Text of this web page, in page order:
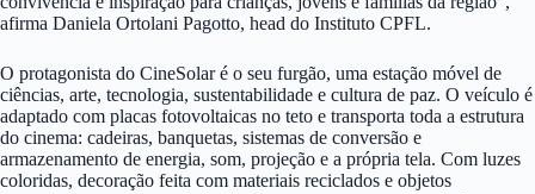
afirma Daniela Ortolani Pagotto, head do Instituto CPFL.
O protagonista do CineSolar é o seu furgão, uma estação móvel de
ciências, arte, tecnologia, sustentabilidade e cultura de paz. O veículo é
adaptado com placas fotovoltaicas no teto e transporta toda a estrutura
do cinema: cadeiras, banquetas, sistemas de conversão e
armazenamento de energia, som, projeção e a própria tela. Com luzes
coloridas, decoração feita com materiais reciclados e objetos